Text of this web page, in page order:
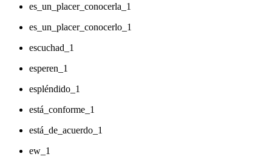
es_un_placer_conocerla_1
es_un_placer_conocerlo_1
escuchad_1
esperen_1
espléndido_1
está_conforme_1
está_de_acuerdo_1
ew_1